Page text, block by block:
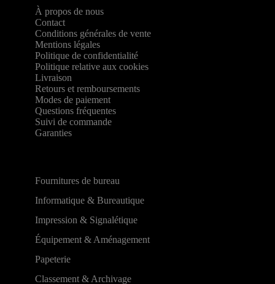
À propos de nous
Contact
Conditions générales de vente
Mentions légales
Politique de confidentialité
Politique relative aux cookies
Livraison
Retours et remboursements
Modes de paiement
Questions fréquentes
Suivi de commande
Garanties
Fournitures de bureau
Informatique & Bureautique
Impression & Signalétique
Équipement & Aménagement
Papeterie
Classement & Archivage